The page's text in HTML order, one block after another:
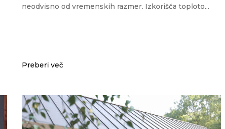
neodvisno od vremenskih razmer. Izkorišča toploto...
Preberi več